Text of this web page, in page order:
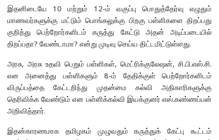
இதனிடையே 10 மற்றும் 12-ம் வகுப்பு பொதுத்தேர்வு எழுதும்
மாணவர்களுக்கு மட்டும் பொங்கலுக்கு பிறகு பள்ளிகளை திறப்பது
குறித்து பெற்றோர்களிடம் கருத்து கேட்டு அதன் அடிப்படையில்
திறப்பதா? வேண்டாமா? என்று முடிவு செய்ய திட்டமிட்டுள்ளது.
அரசு, அரசு உதவி பெறும் பள்ளிகள், மெட்ரிக்குலே‌ஷன், சி.பி.எஸ்.சி.
என அனைத்து பள்ளிகளும் 8-ம் தேதிக்குள் பெற்றோர்களிடம்
விருப்பத்தை கேட்டறிந்து முதன்மை கல்வி அதிகாரிகளுக்கு
தெரிவிக்க வேண்டும் என பள்ளிக்கல்வி இயக்குனர் எஸ்.கண்ணப்பன்
அறிவித்தார்.
இதன்காரணமாக தமிழகம் முழுவதும் கருத்துக் கேட்பு கூட்டம்